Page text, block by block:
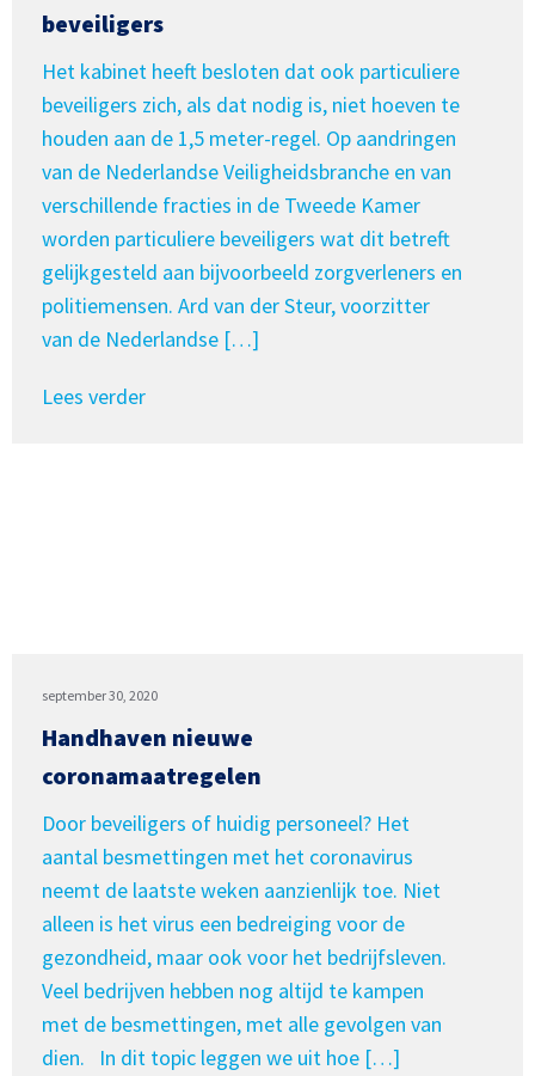
beveiligers
Het kabinet heeft besloten dat ook particuliere
beveiligers zich, als dat nodig is, niet hoeven te
houden aan de 1,5 meter-regel. Op aandringen
van de Nederlandse Veiligheidsbranche en van
verschillende fracties in de Tweede Kamer
worden particuliere beveiligers wat dit betreft
gelijkgesteld aan bijvoorbeeld zorgverleners en
politiemensen. Ard van der Steur, voorzitter
van de Nederlandse […]
Lees verder
september 30, 2020
Handhaven nieuwe
coronamaatregelen
Door beveiligers of huidig personeel? Het
aantal besmettingen met het coronavirus
neemt de laatste weken aanzienlijk toe. Niet
alleen is het virus een bedreiging voor de
gezondheid, maar ook voor het bedrijfsleven.
Veel bedrijven hebben nog altijd te kampen
met de besmettingen, met alle gevolgen van
dien. In dit topic leggen we uit hoe […]